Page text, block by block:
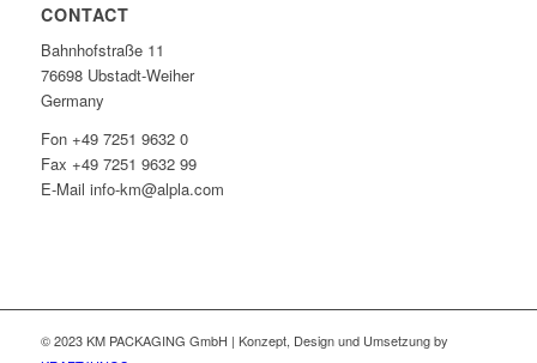
CONTACT
Bahnhofstraße 11
76698 Ubstadt-Weiher
Germany
Fon +49 7251 9632 0
Fax +49 7251 9632 99
E-Mail info-km@alpla.com
© 2023 KM PACKAGING GmbH | Konzept, Design und Umsetzung by